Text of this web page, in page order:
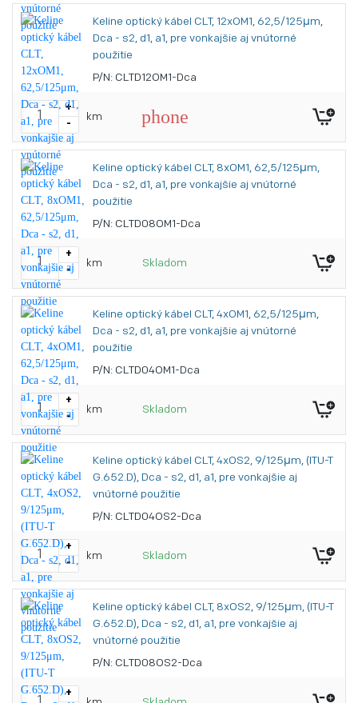
Keline optický kábel CLT, 12xOM1, 62,5/125μm,
Dca - s2, d1, a1, pre vonkajšie aj vnútorné
použitie
P/N: CLTD12OM1-Dca
+
-
km phone
Keline optický kábel CLT, 8xOM1, 62,5/125μm,
Dca - s2, d1, a1, pre vonkajšie aj vnútorné
použitie
P/N: CLTD08OM1-Dca
+
-
km Skladom
Keline optický kábel CLT, 4xOM1, 62,5/125μm,
Dca - s2, d1, a1, pre vonkajšie aj vnútorné
použitie
P/N: CLTD04OM1-Dca
+
-
km Skladom
Keline optický kábel CLT, 4xOS2, 9/125μm, (ITU-T
G.652.D), Dca - s2, d1, a1, pre vonkajšie aj
vnútorné použitie
P/N: CLTD04OS2-Dca
+
-
km Skladom
Keline optický kábel CLT, 8xOS2, 9/125μm, (ITU-T
G.652.D), Dca - s2, d1, a1, pre vonkajšie aj
vnútorné použitie
P/N: CLTD08OS2-Dca
+